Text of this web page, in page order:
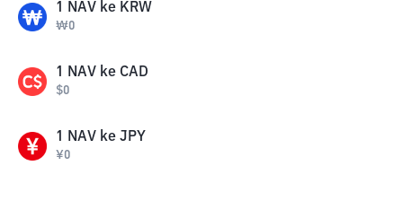
1 NAV ke KRW
₩0
1 NAV ke CAD
$0
1 NAV ke JPY
¥0